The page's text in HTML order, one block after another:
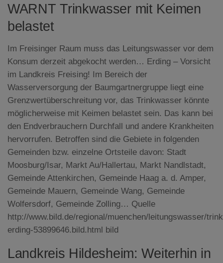
WARNT Trinkwasser mit Keimen
belastet
Im Freisinger Raum muss das Leitungswasser vor dem
Konsum derzeit abgekocht werden… Erding – Vorsicht
im Landkreis Freising! Im Bereich der
Wasserversorgung der Baumgartnergruppe liegt eine
Grenzwertüberschreitung vor, das Trinkwasser könnte
möglicherweise mit Keimen belastet sein. Das kann bei
den Endverbrauchern Durchfall und andere Krankheiten
hervorrufen. Betroffen sind die Gebiete in folgenden
Gemeinden bzw. einzelne Ortsteile davon: Stadt
Moosburg/Isar, Markt Au/Hallertau, Markt Nandlstadt,
Gemeinde Attenkirchen, Gemeinde Haag a. d. Amper,
Gemeinde Mauern, Gemeinde Wang, Gemeinde
Wolfersdorf, Gemeinde Zolling… Quelle
http://www.bild.de/regional/muenchen/leitungswasser/
erding-53899646.bild.html bild
Landkreis Hildesheim: Weiterhin in